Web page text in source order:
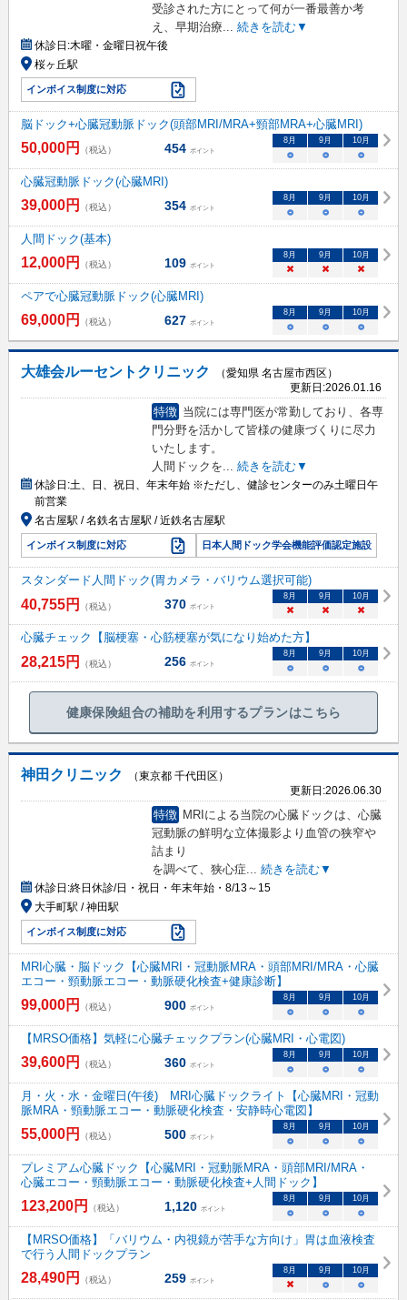
受診された方にとって何が一番最善か考
え、早期治療
続きを読む▼
休診日:木曜・金曜日祝午後
桜ヶ丘駅
インボイス制度に対応
脳ドック+心臓冠動脈ドック(頭部MRI/MRA+頸部MRA+心臓MRI)
50,000円 （税込） 454 ポイント
8 月 9 月 10月
○ ○ ○
心臓冠動脈ドック(心臓MRI)
39,000円 （税込） 354 ポイント
8 月 9 月 10月
○ ○ ○
人間ドック(基本)
12,000円 （税込） 109 ポイント
8 月 9 月 10月
× × ×
ペアで心臓冠動脈ドック(心臓MRI)
69,000円 （税込） 627 ポイント
8 月 9 月 10月
○ ○ ○
大雄会ルーセントクリニック
（愛知県 名古屋市西区）
更新日:2026.01.16
特徴 当院には専門医が常勤しており、各専
門分野を活かして皆様の健康づくりに尽力
いたします。
人間ドックを... 続きを読む▼
休診日:土、日、祝日、年末年始 ※ただし、健診センターのみ土曜日午
前営業
名古屋駅 / 名鉄名古屋駅 / 近鉄名古屋駅
インボイス制度に対応 日本人間ドック学会機能評価認定施設
スタンダード人間ドック(胃カメラ・バリウム選択可能)
40,755円 （税込） 370 ポイント
8月 9月 10月
× × ×
心臓チェック【脳梗塞・心筋梗塞が気になり始めた方】
28,215円 （税込） 256 ポイント
8月 9月 10月
○ ○ ○
健康保険組合の補助を利用するプランはこちら
神田クリニック
（東京都 千代田区）
更新日:2026.06.30
特徴 MRIによる当院の心臓ドックは、心臓
冠動脈の鮮明な立体撮影より血管の狭窄や
詰まり
を調べて、狭心症
続きを読む▼
休診日:終日休診/日・祝日・年末年始・8/13～15
大手町駅 / 神田駅
インボイス制度に対応
MRI心臓・脳ドック【心臓MRI・冠動脈MRA・頭部MRI/MRA・心臓
エコー・頸動脈エコー・動脈硬化検査+健康診断】
99,000円 （税込） 900 ポイント
8 月 9 月 10月
○ ○ ○
【MRSO価格】気軽に心臓チェックプラン(心臓MRI・心電図)
39,600円 （税込） 360 ポイント
8 月 9 月 10月
○ ○ ○
月・火・水・金曜日(午後) MRI心臓ドックライト【心臓MRI・冠動
脈MRA・頸動脈エコー・動脈硬化検査・安静時心電図】
55,000円 （税込） 500 ポイント
8 月 9 月 10月
○ ○ ○
プレミアム心臓ドック【心臓MRI・冠動脈MRA・頭部MRI/MRA・
心臓エコー・頸動脈エコー・動脈硬化検査+人間ドック】
123,200円 （税込） 1,120 ポイント
8 月 9 月 10月
○ ○ ○
【MRSO価格】「バリウム・内視鏡が苦手な方向け」胃は血液検査
で行う人間ドックプラン
28,490円 （税込） 259 ポイント
8 月 9 月 10月
× ○ ○